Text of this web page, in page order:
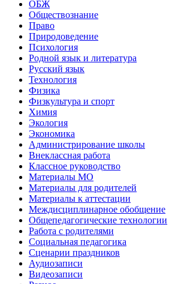
ОБЖ
Обществознание
Право
Природоведение
Психология
Родной язык и литература
Русский язык
Технология
Физика
Физкультура и спорт
Химия
Экология
Экономика
Администрирование школы
Внеклассная работа
Классное руководство
Материалы МО
Материалы для родителей
Материалы к аттестации
Междисциплинарное обобщение
Общепедагогические технологии
Работа с родителями
Социальная педагогика
Сценарии праздников
Аудиозаписи
Видеозаписи